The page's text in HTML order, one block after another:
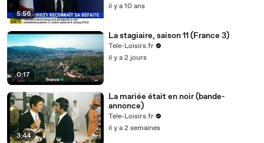
5:56
il y a 10 ans
0:17
La stagiaire, saison 11 (France 3)
Tele-Loisirs.fr
il y a 2 jours
3:44
La mariée était en noir (bande-
annonce)
Tele-Loisirs.fr
il y a 2 semaines